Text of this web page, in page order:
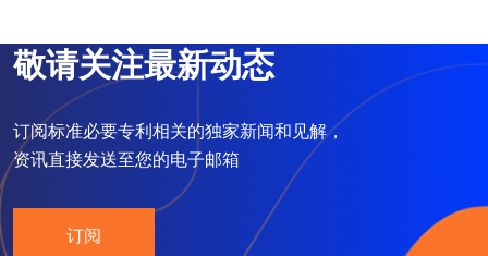
敬请关注最新动态
订阅标准必要专利相关的独家新闻和见解，
资讯直接发送至您的电子邮箱
订阅